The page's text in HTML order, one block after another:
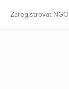
Zaregistrovat NGO